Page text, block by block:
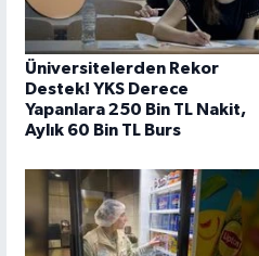
Üniversitelerden Rekor
Destek! YKS Derece
Yapanlara 250 Bin TL Nakit,
Aylık 60 Bin TL Burs